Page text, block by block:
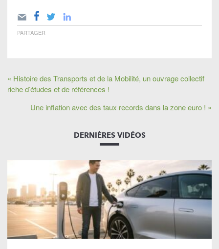
PARTAGER
« Histoire des Transports et de la Mobilité, un ouvrage collectif
riche d’études et de références !
Une inflation avec des taux records dans la zone euro ! »
DERNIÈRES VIDÉOS